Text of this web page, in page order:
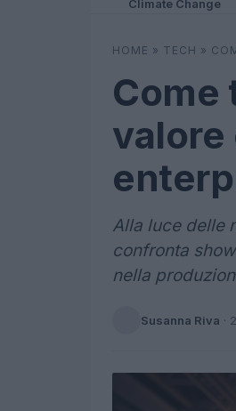
Climate Change
HOME » TECH »
Come
valore
Alla luce delle
confronta
nella
Susanna Riva ·